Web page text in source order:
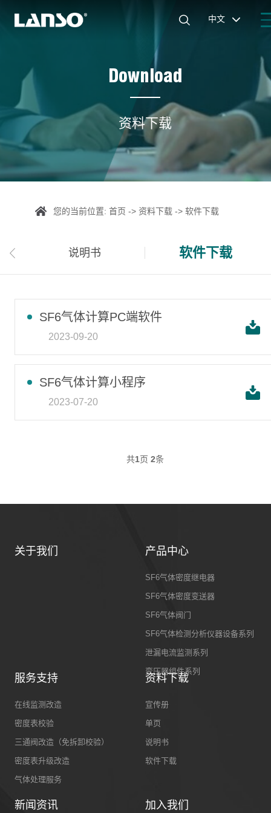
 中文 
Download
资料下载
您的当前位置: 首页 -> 资料下载-> 软件下载
说明书 软件下载
SF6气体计算PC端软件
2023-09-20
SF6气体计算小程序
2023-07-20
共1页 2条
关于我们 产品中心
SF6气体密度继电器
SF6气体密度变送器
SF6气体阀门
SF6气体检测分析仪器设备系列
泄漏电流监测系列
变压器组件系列
服务支持
在线监测改造
密度表校验
三通阀改造（免拆卸校验）
密度表升级改造
气体处理服务
资料下载
宣传册
单页
说明书
软件下载
新闻资讯 加入我们